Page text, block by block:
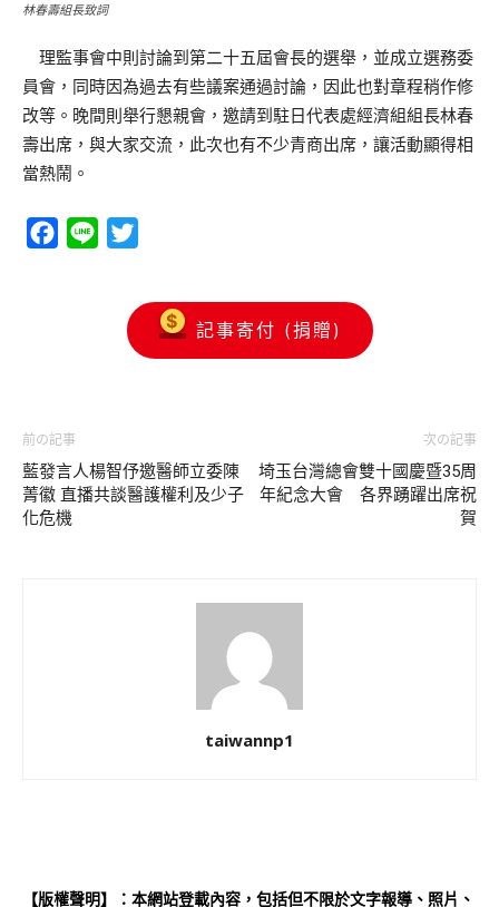
林春壽組長致詞
理監事會中則討論到第二十五屆會長的選舉，並成立選務委
員會，同時因為過去有些議案通過討論，因此也對章程稍作修
改等。晚間則舉行懇親會，邀請到駐日代表處經濟組組長林春
壽出席，與大家交流，此次也有不少青商出席，讓活動顯得相
當熱鬧。
Facebook
Line
記事寄付 (捐贈)
前の記事
藍發言人楊智伃邀醫師立委陳
菁徽 直播共談醫護權利及少子
化危機
次の記事
埼玉台灣總會雙十國慶暨35周
年紀念大會 各界踴躍出席祝
賀
taiwannp1
【版權聲明】：本網站登載內容，包括但不限於文字報導、照片、